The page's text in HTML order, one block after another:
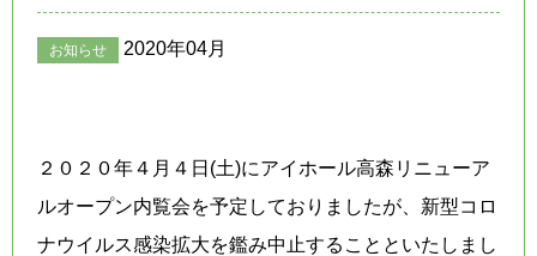
お知らせ 2020年04月
２０２０年４月４日(土)にアイホール高森リニューア
ルオープン内覧会を予定しておりましたが、新型コロ
ナウイルス感染拡大を鑑み中止することといたしまし